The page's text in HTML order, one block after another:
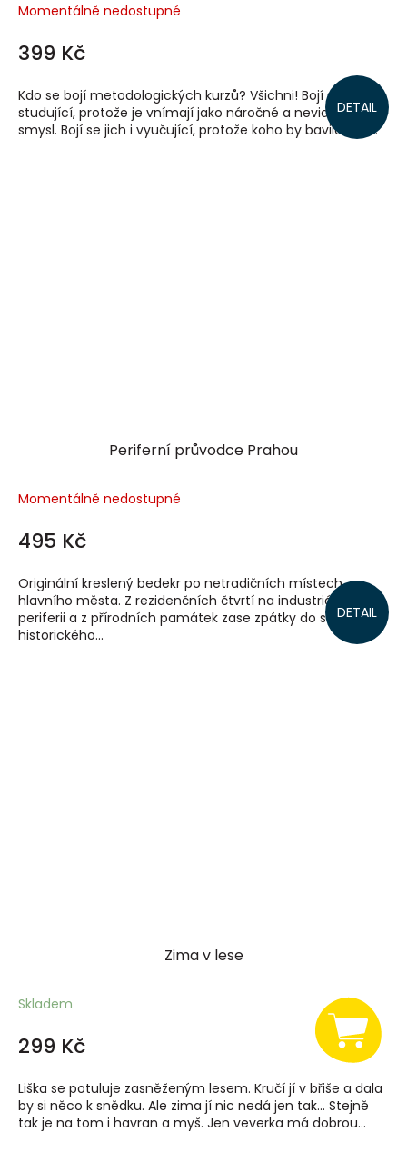
Momentálně nedostupné
399 Kč
DETAIL
Kdo se bojí metodologických kurzů? Všichni! Bojí se jich
studující, protože je vnímají jako náročné a nevidí v nich
smysl. Bojí se jich i vyučující, protože koho by bavilo učit...
Periferní průvodce Prahou
Momentálně nedostupné
495 Kč
DETAIL
Originální kreslený bedekr po netradičních místech
hlavního města. Z rezidenčních čtvrtí na industriální
periferii a z přírodních památek zase zpátky do samého
historického...
Zima v lese
Skladem
299 Kč
Liška se potuluje zasněženým lesem. Kručí jí v břiše a dala
by si něco k snědku. Ale zima jí nic nedá jen tak... Stejně
tak je na tom i havran a myš. Jen veverka má dobrou...